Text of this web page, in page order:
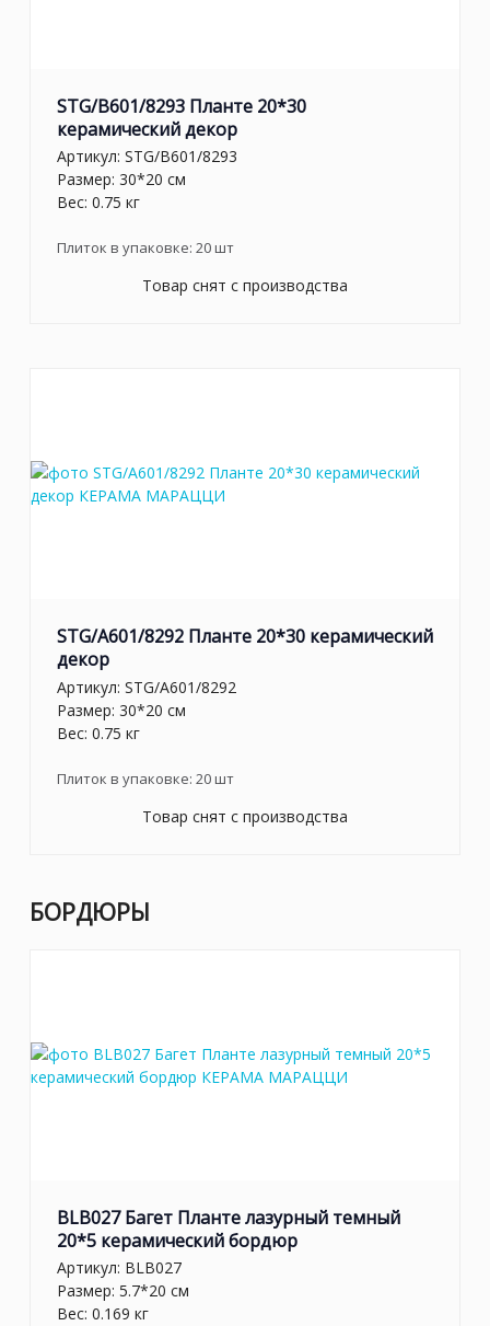
STG/B601/8293 Планте 20*30
керамический декор
Артикул: STG/B601/8293
Размер: 30*20 см
Вес: 0.75 кг
Плиток в упаковке: 20шт
Товар снят с производства
STG/A601/8292 Планте 20*30 керамический
декор
Артикул: STG/A601/8292
Размер: 30*20 см
Вес: 0.75 кг
Плиток в упаковке: 20шт
Товар снят с производства
БОРДЮРЫ
BLB027 Багет Планте лазурный темный
20*5 керамический бордюр
Артикул: BLB027
Размер: 5.7*20 см
Вес: 0.169 кг